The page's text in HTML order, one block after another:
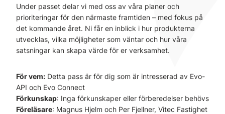
Under passet delar vi med oss av våra planer och
prioriteringar för den närmaste framtiden – med fokus på
det kommande året. Ni får en inblick i hur produkterna
utvecklas, vilka möjligheter som väntar och hur våra
satsningar kan skapa värde för er verksamhet.
För vem: Detta pass är för dig som är intresserad av Evo-
API och Evo Connect
Förkunskap: Inga förkunskaper eller förberedelser behövs
Föreläsare: Magnus Hjelm och Per Fjellner, Vitec Fastighet